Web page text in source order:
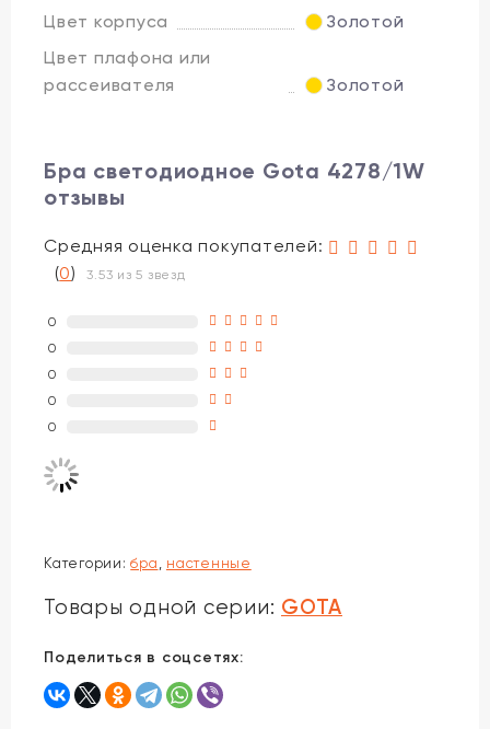
Цвет корпуса
Золотой
Цвет плафона или
рассеивателя
Золотой
Бра светодиодное Gota 4278/1W
отзывы
Средняя оценка покупателей:
(0)3.53 из 5 звезд
0
0
0
0
0
Категории:бра настенные
Товары одной серии: GOTA
Поделиться в соцсетях: